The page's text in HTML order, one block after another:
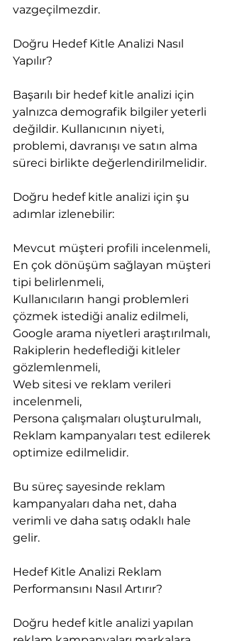
vazgeçilmezdir.
Doğru Hedef Kitle Analizi Nasıl
Yapılır?
Başarılı bir hedef kitle analizi için
yalnızca demografik bilgiler yeterli
değildir. Kullanıcının niyeti,
problemi, davranışı ve satın alma
süreci birlikte değerlendirilmelidir.
Doğru hedef kitle analizi için şu
adımlar izlenebilir:
Mevcut müşteri profili incelenmeli,
En çok dönüşüm sağlayan müşteri
tipi belirlenmeli,
Kullanıcıların hangi problemleri
çözmek istediği analiz edilmeli,
Google arama niyetleri araştırılmalı,
Rakiplerin hedeflediği kitleler
gözlemlenmeli,
Web sitesi ve reklam verileri
incelenmeli,
Persona çalışmaları oluşturulmalı,
Reklam kampanyaları test edilerek
optimize edilmelidir.
Bu süreç sayesinde reklam
kampanyaları daha net, daha
verimli ve daha satış odaklı hale
gelir.
Hedef Kitle Analizi Reklam
Performansını Nasıl Artırır?
Doğru hedef kitle analizi yapılan